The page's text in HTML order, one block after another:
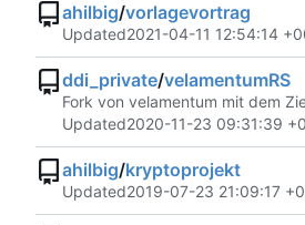
ahilbig/vorlagevortrag
Updated2021-04-11 12:54:14
ddi_private/velamentumRS
Fork von velamentum mit dem
Updated2020-11-23 09:31:39
ahilbig/kryptoprojekt
Updated2019-07-23 21:09:17